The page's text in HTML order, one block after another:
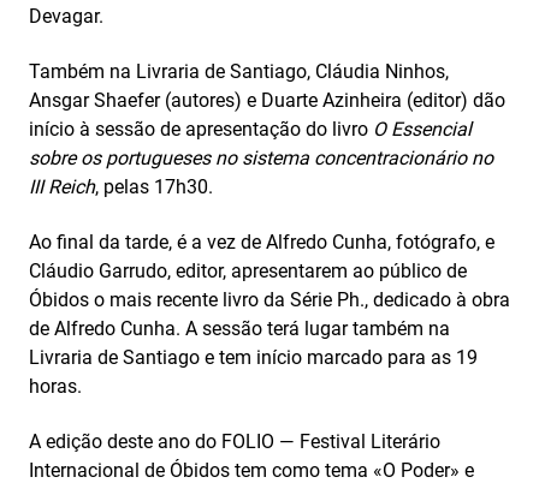
Devagar.
Também na Livraria de Santiago, Cláudia Ninhos,
Ansgar Shaefer (autores) e Duarte Azinheira (editor) dão
início à sessão de apresentação do livro O Essencial
sobre os portugueses no sistema concentracionário no
III Reich, pelas 17h30.
Ao final da tarde, é a vez de Alfredo Cunha, fotógrafo, e
Cláudio Garrudo, editor, apresentarem ao público de
Óbidos o mais recente livro da Série Ph., dedicado à obra
de Alfredo Cunha. A sessão terá lugar também na
Livraria de Santiago e tem início marcado para as 19
horas.
A edição deste ano do FOLIO — Festival Literário
Internacional de Óbidos tem como tema «O Poder» e